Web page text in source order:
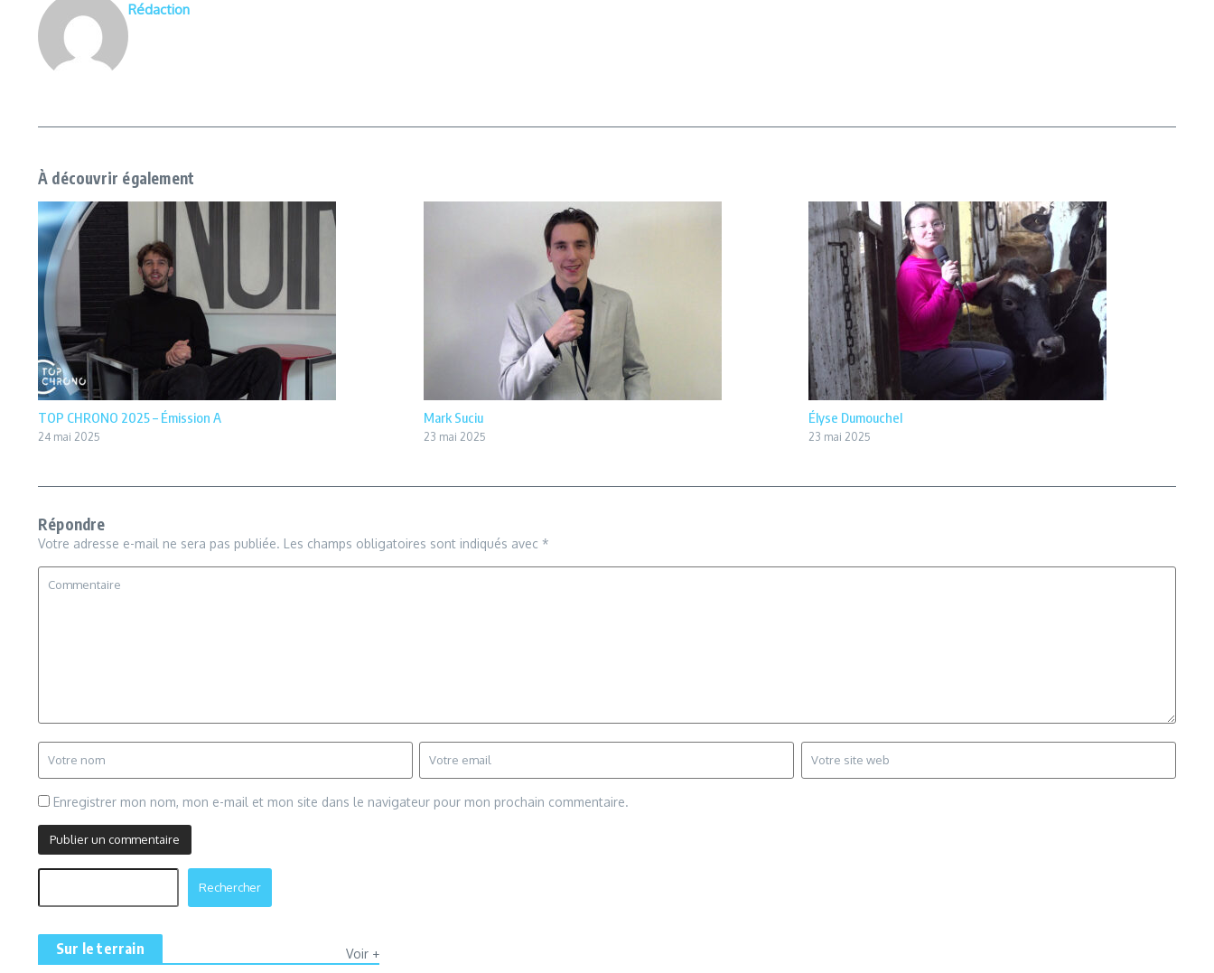
Rédaction
À découvrir également
TOP CHRONO 2025 – Émission A
24 mai 2025
Mark Suciu
23 mai 2025
Élyse Dumouchel
23 mai 2025
Répondre
Votre adresse e-mail ne sera pas publiée. Les champs obligatoires sont indiqués avec *
Enregistrer mon nom, mon e-mail et mon site dans le navigateur pour mon prochain commentaire.
Rechercher
Sur le terrain Voir +